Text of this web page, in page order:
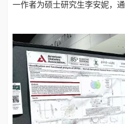
一作者为硕士研究生李安妮，